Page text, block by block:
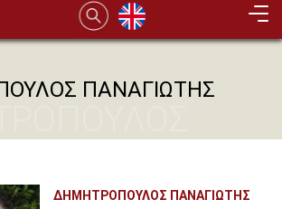
ΠΑΝΑΓΙΩΤΗΣ
ΔΗΜΗΤΡΟΠΟΥΛΟΣ ΠΑΝΑΓΙΩΤΗΣ